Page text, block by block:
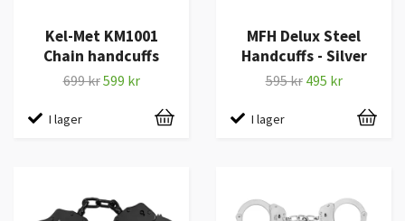
Kel-Met KM1001
Chain handcuffs
699 kr599 kr
I lager
MFH Delux Steel
Handcuffs - Silver
595 kr 495 kr
I lager